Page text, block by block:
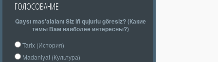
ГОЛОСОВАНИЕ
Qaysı mas'alalanı Siz iñ qujurlu göresiz? (Какие
темы Вам наиболее интересны?)
Tarix (История)
Madaniyat (Культура)